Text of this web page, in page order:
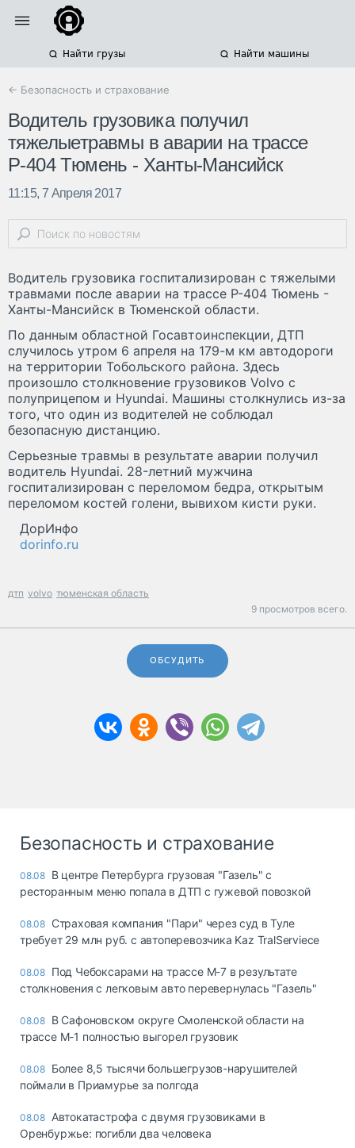
Найти грузы Найти машины
← Безопасность и страхование
Водитель грузовика получил
тяжелыетравмы в аварии на трассе
Р-404 Тюмень - Ханты-Мансийск
11:15, 7 Апреля 2017
Водитель грузовика госпитализирован с тяжелыми
травмами после аварии на трассе Р-404 Тюмень -
Ханты-Мансийск в Тюменской области.
По данным областной Госавтоинспекции, ДТП
случилось утром 6 апреля на 179-м км автодороги
на территории Тобольского района. Здесь
произошло столкновение грузовиков Volvo с
полуприцепом и Hyundai. Машины столкнулись из-за
того, что один из водителей не соблюдал
безопасную дистанцию.
Серьезные травмы в результате аварии получил
водитель Hyundai. 28-летний мужчина
госпитализирован с переломом бедра, открытым
переломом костей голени, вывихом кисти руки.
ДорИнфо
dorinfo.ru
дтп volvo тюменская область
9 просмотров всего.
ОБСУДИТЬ
Безопасность и страхование
08.08 В центре Петербурга грузовая "Газель" с
ресторанным меню попала в ДТП с гужевой повозкой
08.08 Страховая компания "Пари" через суд в Туле
требует 29 млн руб. с автоперевозчика Kaz TralServiece
08.08 Под Чебоксарами на трассе М-7 в результате
столкновения с легковым авто перевернулась "Газель"
08.08 В Сафоновском округе Смоленской области на
трассе М-1 полностью выгорел грузовик
08.08 Более 8,5 тысячи большегрузов-нарушителей
поймали в Приамурье за полгода
08.08 Автокатастрофа с двумя грузовиками в
Оренбуржье: погибли два человека